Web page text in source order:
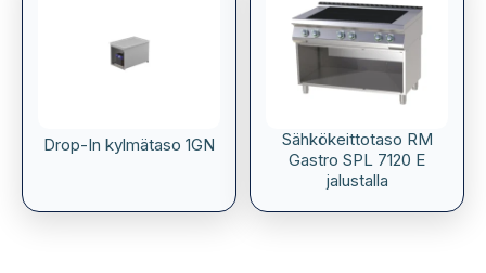
Drop-In kylmätaso 1GN
Sähkökeittotaso RM
Gastro SPL 7120 E
jalustalla